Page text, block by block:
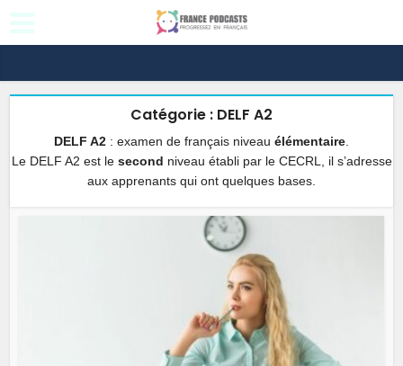
Catégorie : DELF A2
DELF A2 : examen de français niveau élémentaire
Le DELF A2 est le second niveau établi par le CECRL, il s’adresse
aux apprenants qui ont quelques bases.